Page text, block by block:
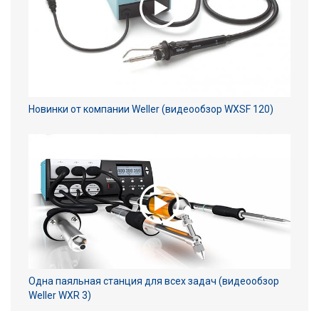
Новинки от компании Weller (видеообзор WXSF 120)
Одна паяльная станция для всех задач (видеообзор
Weller WXR 3)